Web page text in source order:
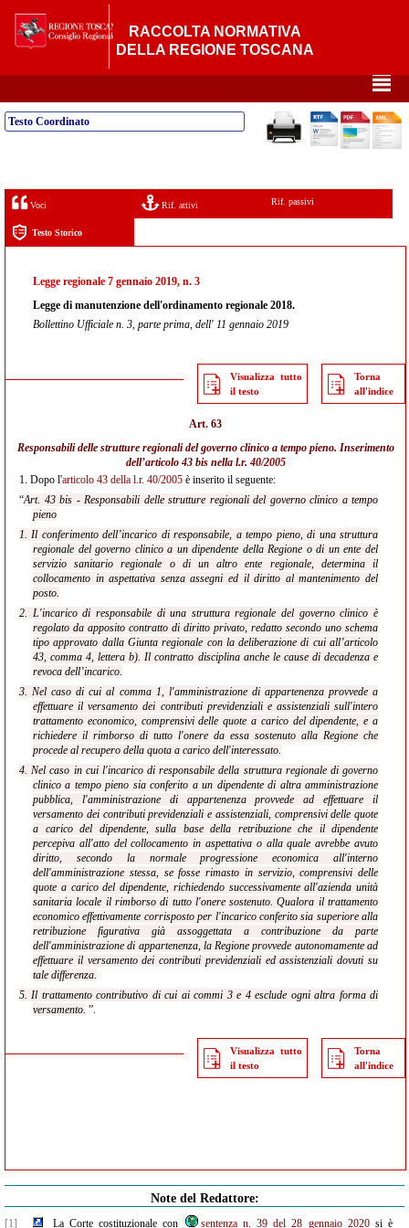
RACCOLTA NORMATIVA
DELLA REGIONE TOSCANA
²
Testo Coordinato
Voci Rif. attivi Rif. passivi
Testo Storico
Legge regionale 7 gennaio 2019, n. 3
Legge di manutenzione dell'ordinamento regionale 2018.
Bollettino Ufficiale n. 3, parte prima, dell' 11 gennaio 2019
Visualizza tutto
il testo
Torna
all'indice
Art. 63
Responsabili delle strutture regionali del governo clinico a tempo pieno. Inserimento
dell’articolo 43 bis nella l.r. 40/2005
1. Dopo l'articolo 43 della l.r. 40/2005 è inserito il seguente:
“Art. 43 bis - Responsabili delle strutture regionali del governo clinico a tempo
pieno
1. Il conferimento dell’incarico di responsabile, a tempo pieno, di una struttura
regionale del governo clinico a un dipendente della Regione o di un ente del
servizio sanitario regionale o di un altro ente regionale, determina il
collocamento in aspettativa senza assegni ed il diritto al mantenimento del
posto.
2. L'incarico di responsabile di una struttura regionale del governo clinico è
regolato da apposito contratto di diritto privato, redatto secondo uno schema
tipo approvato dalla Giunta regionale con la deliberazione di cui all’articolo
43, comma 4, lettera b). Il contratto disciplina anche le cause di decadenza e
revoca dell’incarico.
3. Nel caso di cui al comma 1, l'amministrazione di appartenenza provvede a
effettuare il versamento dei contributi previdenziali e assistenziali sull'intero
trattamento economico, comprensivi delle quote a carico del dipendente, e a
richiedere il rimborso di tutto l'onere da essa sostenuto alla Regione che
procede al recupero della quota a carico dell'interessato.
4. Nel caso in cui l'incarico di responsabile della struttura regionale di governo
clinico a tempo pieno sia conferito a un dipendente di altra amministrazione
pubblica, l'amministrazione di appartenenza provvede ad effettuare il
versamento dei contributi previdenziali e assistenziali, comprensivi delle quote
a carico del dipendente, sulla base della retribuzione che il dipendente
percepiva all'atto del collocamento in aspettativa o alla quale avrebbe avuto
diritto, secondo la normale progressione economica all'interno
dell'amministrazione stessa, se fosse rimasto in servizio, comprensivi delle
quote a carico del dipendente, richiedendo successivamente all'azienda unità
sanitaria locale il rimborso di tutto l'onere sostenuto. Qualora il trattamento
economico effettivamente corrisposto per l'incarico conferito sia superiore alla
retribuzione figurativa già assoggettata a contribuzione da parte
dell'amministrazione di appartenenza, la Regione provvede autonomamente ad
effettuare il versamento dei contributi previdenziali ed assistenziali dovuti su
tale differenza.
5. Il trattamento contributivo di cui ai commi 3 e 4 esclude ogni altra forma di
versamento. ”.
Visualizza tutto
il testo
Torna
all'indice
Note del Redattore:
[1] La Corte costituzionale con sentenza n. 39 del 28 gennaio 2020si è